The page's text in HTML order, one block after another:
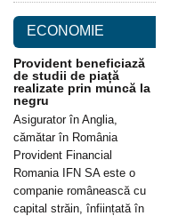
ECONOMIE
Provident beneficiază
de studii de piață
realizate prin muncă la
negru
Asigurator în Anglia,
cămătar în România
Provident Financial
Romania IFN SA este o
companie românească cu
capital străin, înființată în